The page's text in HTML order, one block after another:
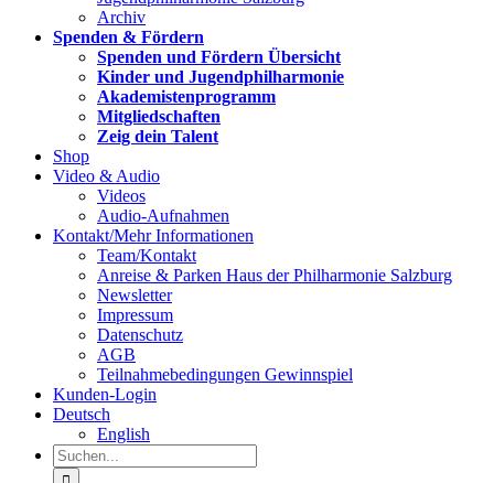
Archiv
Spenden & Fördern
Spenden und Fördern Übersicht
Kinder und Jugendphilharmonie
Akademistenprogramm
Mitgliedschaften
Zeig dein Talent
Shop
Video & Audio
Videos
Audio-Aufnahmen
Kontakt/Mehr Informationen
Team/Kontakt
Anreise & Parken Haus der Philharmonie Salzburg
Newsletter
Impressum
Datenschutz
AGB
Teilnahmebedingungen Gewinnspiel
Kunden-Login
Deutsch
English
Suche
nach: